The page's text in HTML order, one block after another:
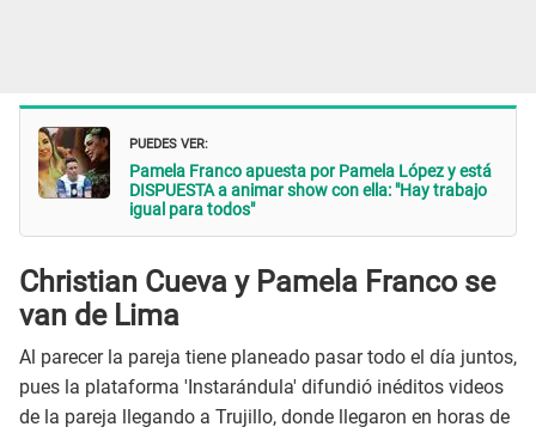
PUEDES VER:
Pamela Franco apuesta por Pamela López y está
DISPUESTA a animar show con ella: "Hay trabajo
igual para todos"
Christian Cueva y Pamela Franco se
van de Lima
Al parecer la pareja tiene planeado pasar todo el día juntos,
pues la plataforma 'Instarándula' difundió inéditos videos
de la pareja llegando a Trujillo, donde llegaron en horas de